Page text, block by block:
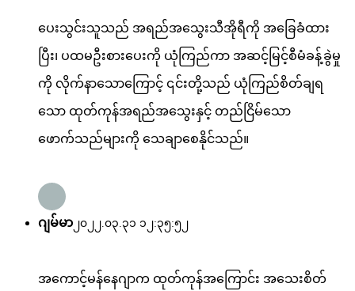
ပေးသွင်းသူသည် အရည်အသွေးသီအိုရီကို အခြေခံထား
ပြီး၊ ပထမဦးစားပေးကို ယုံကြည်ကာ အဆင့်မြင့်စီမံခန့်ခွဲမှု
ကို လိုက်နာသောကြောင့် ၎င်းတို့သည် ယုံကြည်စိတ်ချရ
သော ထုတ်ကုန်အရည်အသွေးနှင့် တည်ငြိမ်သော
ဖောက်သည်များကို သေချာစေနိုင်သည်။
ဂျမ်မာ ၂၀၂၂.၀၃.၃၁ ၁၂:၃၅:၅၂
အကောင့်မန်နေဂျာက ထုတ်ကုန်အကြောင်း အသေးစိတ်